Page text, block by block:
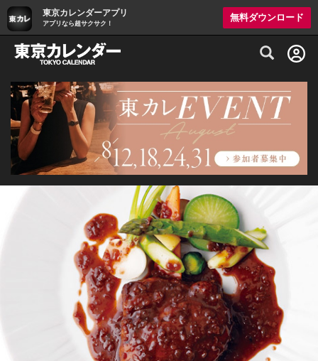
東京カレンダーアプリ
アプリなら超サクサク！
無料ダウンロード
グルメ情報・プレミアムレストラン予約